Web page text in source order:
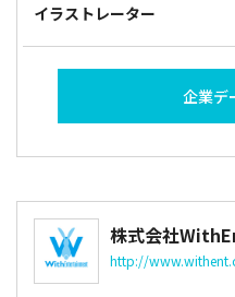
イラストレーター
企業デ
株式会社
http://